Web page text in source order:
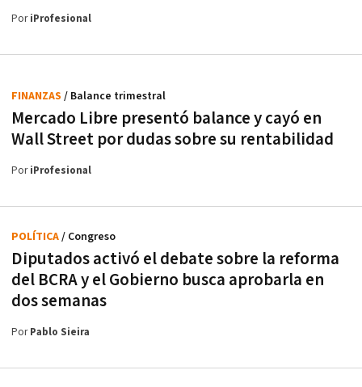
PoriProfesional
Mercado Libre presentó balance y cayó en
Wall Street por dudas sobre su rentabilidad
FINANZAS / Balance trimestral
PoriProfesional
Diputados activó el debate sobre la reforma
del BCRA y el Gobierno busca aprobarla en
dos semanas
POLÍTICA/ Congreso
PorPablo Sieira